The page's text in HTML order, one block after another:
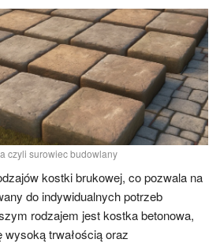
czyli surowiec budowlany
kostki brukowej, co pozwala na
do indywidualnych potrzeb
rodzajem jest kostka betonowa,
trwałością oraz